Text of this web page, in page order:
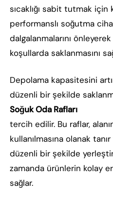
sıcaklığı sabit tutmak için
performanslı soğutma
dalgalanmalarını
koşullarda saklanmasını
Depolama kapasitesini
düzenli bir şekilde
Soğuk Oda Rafları
tercih edilir. Bu raflar,
kullanılmasına olanak
düzenli bir şekilde
zamanda ürünlerin kolay
sağlar.